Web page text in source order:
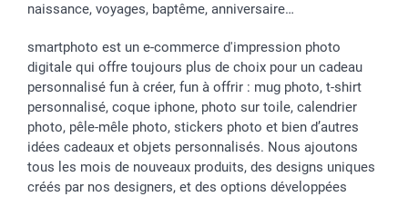
naissance, voyages, baptême, anniversaire…
smartphoto est un e-commerce d'impression photo
digitale qui offre toujours plus de choix pour un cadeau
personnalisé fun à créer, fun à offrir : mug photo, t-shirt
personnalisé, coque iphone, photo sur toile, calendrier
photo, pêle-mêle photo, stickers photo et bien d’autres
idées cadeaux et objets personnalisés. Nous ajoutons
tous les mois de nouveaux produits, des designs uniques
créés par nos designers, et des options développées